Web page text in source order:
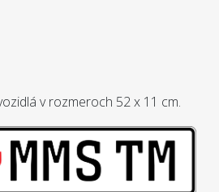
v rozmeroch 52 x 11 cm.